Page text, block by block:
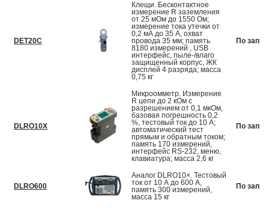
DET20C
Клещи. Бесконтактное
измерение R заземления
от 25 мОм до 1550 Ом;
измерение тока утечки от
0,2 мА до 35 А, охват
провода 35 мм; память
8180 измерений , USB
интерфейс, пыле-/влаго
защищенный корпус, ЖК
дисплей 4 разряда; масса
0,75 кг
По
DLRO10X
Микроомметр. Измерение
R цепи до 2 кОм с
разрешением от 0,1 мкОм,
базовая погрешность 0,2
%, тестовый ток до 10 А;
автоматический тест
прямым и обратным током;
память 170 измерений,
интерфейс RS-232, меню,
клавиатура; масса 2,6 кг
По
DLRO600
Аналог DLRO10×. Тестовый
ток от 10 А до 600 А,
память 300 измерений,
масса 15 кг
По